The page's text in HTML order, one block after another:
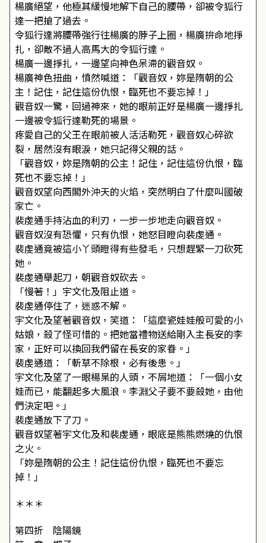
楊廣絕望，他極其緩慢地解下自己的腰帶，卻被令狐行
達一把搶了過去。
令狐行達將腰帶強行往楊廣的脖子上圈，楊廣拚命地掙
扎，卻敵不過人高馬大的令狐行達。
楊廣一邊掙扎，一邊望向神色呆滯的觀音奴。
楊廣神色扭曲，憤然喊道：「觀音奴，妳是隋朝的公
主！記住，記住這份仇恨，臨死也不要忘掉！」
觀音奴一驚，回過神來，她的眼前正好是楊廣一邊掙扎
一邊被令狐行達勒死的場景。
疼愛自己的父王在眼前被人活活勒死，觀音奴心碎欲
裂，居然沒有眼淚，她只記得父親的話。
「觀音奴，妳是隋朝的公主！記住，記住這份仇恨，臨
死也不要忘掉！」
觀音奴望向西閣外沖天的火焰，突然明白了什麼叫國破
家亡。
裴虔通手持沾血的利刃，一步一步地走向觀音奴。
觀音奴沒有恐懼，只有仇恨，她怒目瞪向裴虔通。
裴虔通竟被這小丫頭瞪得有些發毛，只想趕緊一刀砍死
她。
裴虔通舉起刀，朝觀音奴砍去。
「慢著！」宇文化及阻止道。
裴虔通停住了，迷惑不解。
宇文化及望著觀音奴，笑道：「這麼瓷娃娃般可愛的小
姑娘，殺了怪可惜的。把她當禮物送給剛入主長安的李
家，正好可以換回我們留在長安的家眷。」
裴虔通道：「斬草不除根，必有後患。」
宇文化及望了一眼楊杲的人頭，不屑地道：「一個小女
娃而已，能翻起多大風浪。李淵父子要不要殺她，由他
們決定吧。」
裴虔通放下了刀。
觀音奴望著宇文化及和裴虔通，眼底是熊熊燃燒的仇恨
之火。
「妳是隋朝的公主！記住這份仇恨，臨死也不要忘
掉！」
＊＊＊
第四折 陰陽鏡